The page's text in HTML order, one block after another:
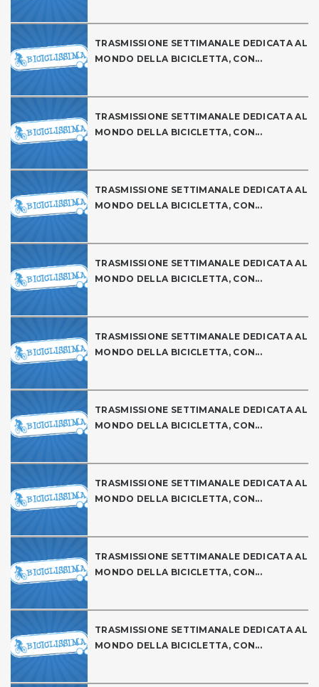
TRASMISSIONE SETTIMANALE DEDICATA AL
MONDO DELLA BICICLETTA, CON...
TRASMISSIONE SETTIMANALE DEDICATA AL
MONDO DELLA BICICLETTA, CON...
TRASMISSIONE SETTIMANALE DEDICATA AL
MONDO DELLA BICICLETTA, CON...
TRASMISSIONE SETTIMANALE DEDICATA AL
MONDO DELLA BICICLETTA, CON...
TRASMISSIONE SETTIMANALE DEDICATA AL
MONDO DELLA BICICLETTA, CON...
TRASMISSIONE SETTIMANALE DEDICATA AL
MONDO DELLA BICICLETTA, CON...
TRASMISSIONE SETTIMANALE DEDICATA AL
MONDO DELLA BICICLETTA, CON...
TRASMISSIONE SETTIMANALE DEDICATA AL
MONDO DELLA BICICLETTA, CON...
TRASMISSIONE SETTIMANALE DEDICATA AL
MONDO DELLA BICICLETTA, CON...